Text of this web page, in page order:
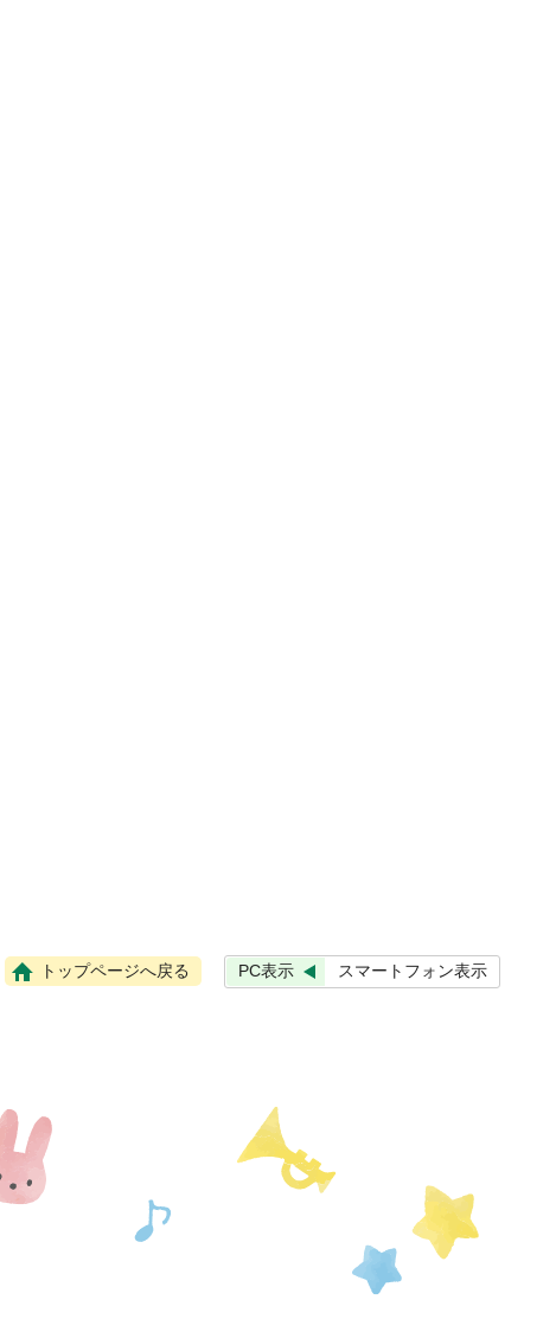
トップページへ戻る PC表示 スマートフォン表示